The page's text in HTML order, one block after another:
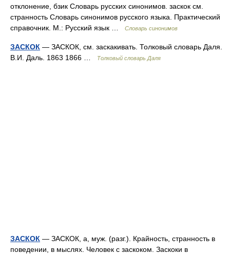
отклонение, бзик Словарь русских синонимов. заскок см.
странность Словарь синонимов русского языка. Практический
справочник. М.: Русский язык …
Словарь синонимов
ЗАСКОК — ЗАСКОК, см. заскакивать. Толковый словарь Даля.
В.И. Даль. 1863 1866 …
Толковый словарь Даля
ЗАСКОК — ЗАСКОК, а, муж. (разг.). Крайность, странность в
поведении, в мыслях. Человек с заскоком. Заскоки в